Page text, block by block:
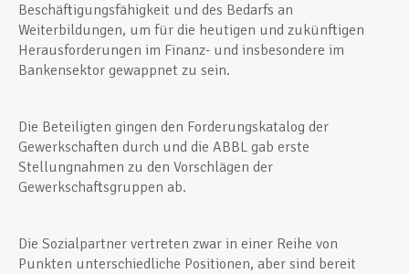
Beschäftigungsfähigkeit und des Bedarfs an
Weiterbildungen, um für die heutigen und zukünftigen
Herausforderungen im Finanz- und insbesondere im
Bankensektor gewappnet zu sein.
Die Beteiligten gingen den Forderungskatalog der
Gewerkschaften durch und die ABBL gab erste
Stellungnahmen zu den Vorschlägen der
Gewerkschaftsgruppen ab.
Die Sozialpartner vertreten zwar in einer Reihe von
Punkten unterschiedliche Positionen, aber sind bereit